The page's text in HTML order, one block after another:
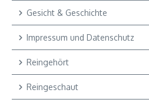
Gesicht & Geschichte
Impressum und Datenschutz
Reingehört
Reingeschaut